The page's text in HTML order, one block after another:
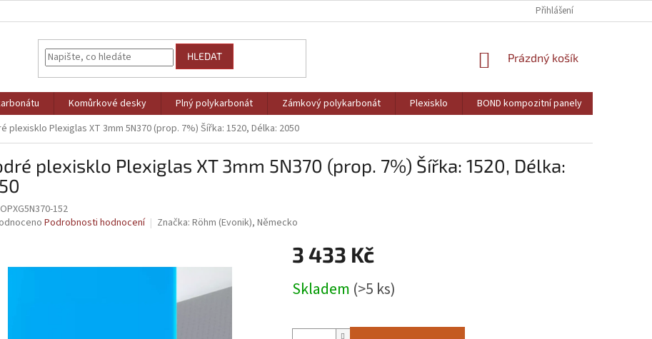
Přihlášení
HLEDAT
NÁKUPNÍ
Prázdný košík
Komůrkové desky Plný polykarbonát Zámkový polykarbonát Plexisklo BOND kompozitní panely
plexisklo Plexiglas XT 3mm 5N370 (prop. 7%) Šířka: 1520, Délka: 2050
plexisklo Plexiglas XT 3mm 5N370 (prop. 7%) Šířka: 1520, Délka:
152
Podrobnosti hodnocení Značka: Röhm (Evonik), Německo
3 433 Kč
cena:
Skladem (>5 ks)